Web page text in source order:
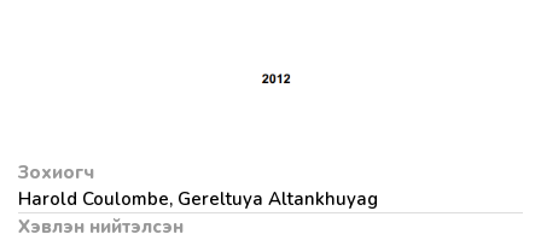
Зохиогч
Harold Coulombe, Gereltuya Altankhuyag
Хэвлэн нийтэлсэн